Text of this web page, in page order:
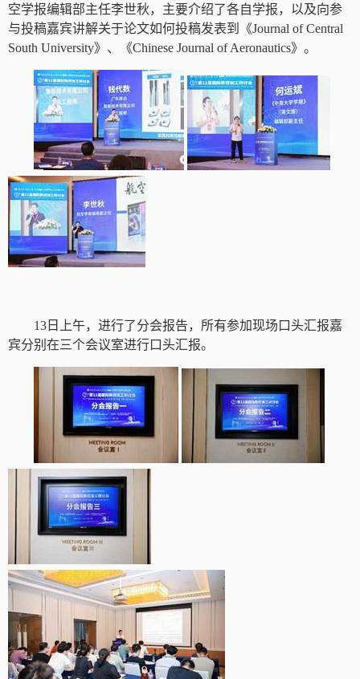
空学报编辑部主任李世秋，主要介绍了各自学报，以及向参
与投稿嘉宾讲解关于论文如何投稿发表到
《Journal of Central
South University》、《Chinese Journal of Aeronautics》。
13 日上午，进行了分会报告，所有参加现场口头汇报嘉
宾分别在三个会议室进行口头汇报。